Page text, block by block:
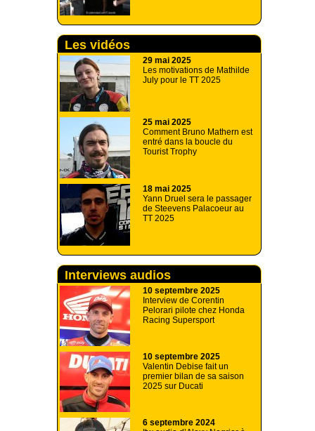
Les vidéos
29 mai 2025
Les motivations de Mathilde
July pour le TT 2025
25 mai 2025
Comment Bruno Mathern est
entré dans la boucle du
Tourist Trophy
18 mai 2025
Yann Druel sera le passager
de Steevens Palacoeur au
TT 2025
Interviews audios
10 septembre 2025
Interview de Corentin
Pelorari pilote chez Honda
Racing Supersport
10 septembre 2025
Valentin Debise fait un
premier bilan de sa saison
2025 sur Ducati
6 septembre 2024